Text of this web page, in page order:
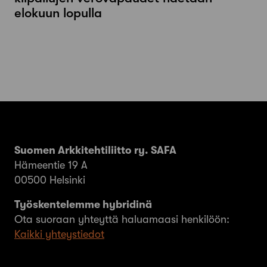
elokuun lopulla
Suomen Arkkitehtiliitto ry. SAFA
Hämeentie 19 A
00500 Helsinki
Työskentelemme hybridinä
Ota suoraan yhteyttä haluamaasi henkilöön:
Kaikki yhteystiedot